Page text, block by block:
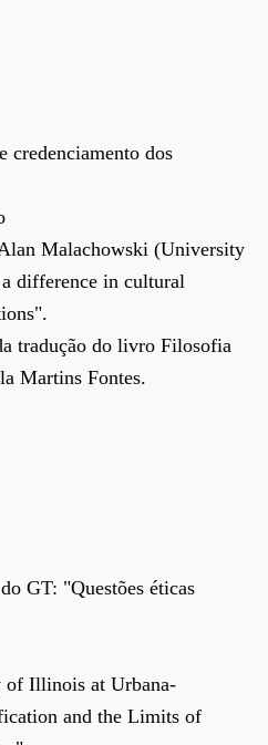
credenciamento dos
Malachowski (University
difference in cultural
tradução do livro Filosofia
Martins Fontes.
GT: "Questões éticas
of Illinois at Urbana-
and the Limits of